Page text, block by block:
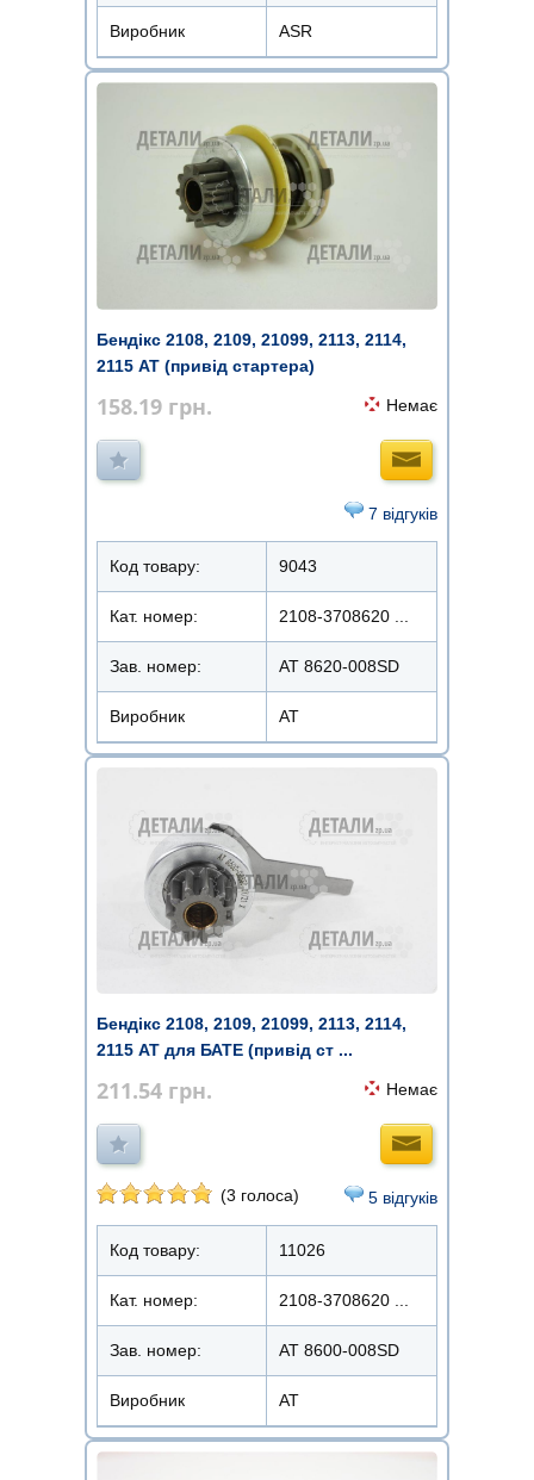
Виробник ASR
Бендікс 2108, 2109, 21099, 2113, 2114,
2115 AT (привід стартера)
158.19 грн. Немає
7 відгуків
Код товару: 9043
Кат. номер: 2108-3708620 ...
Зав. номер: AT 8620-008SD
Виробник АТ
Бендікс 2108, 2109, 21099, 2113, 2114,
2115 AT для БАТЕ (привід ст ...
211.54 грн. Немає
(3 голоса) 5 відгуків
Код товару: 11026
Кат. номер: 2108-3708620 ...
Зав. номер: AT 8600-008SD
Виробник АТ